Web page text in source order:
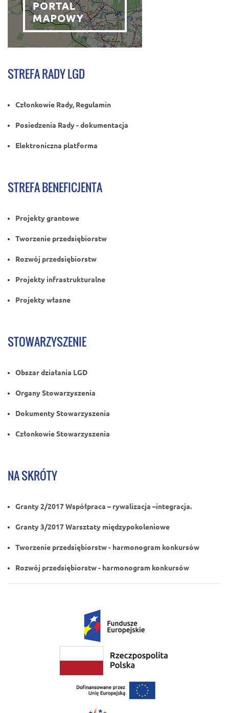
STREFA RADY LGD
Członkowie Rady, Regulamin
Posiedzenia Rady - dokumentacja
Elektroniczna platforma
STREFA BENEFICJENTA
Projekty grantowe
Tworzenie przedsiębiorstw
Rozwój przedsiębiorstw
Projekty infrastrukturalne
Projekty własne
STOWARZYSZENIE
Obszar działania LGD
Organy Stowarzyszenia
Dokumenty Stowarzyszenia
Członkowie Stowarzyszenia
NA SKRÓTY
Granty 2/2017 Współpraca – rywalizacja –integracja.
Granty 3/2017 Warsztaty międzypokoleniowe
Tworzenie przedsiębiorstw - harmonogram konkursów
Rozwój przedsiębiorstw - harmonogram konkursów